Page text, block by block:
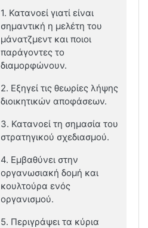
1. Κατανοεί γιατί είναι
σημαντική η μελέτη του
μάνατζμεντ και ποιοι
παράγοντες το
διαμορφώνουν.
2. Εξηγεί τις θεωρίες λήψης
διοικητικών αποφάσεων.
3. Κατανοεί τη σημασία του
στρατηγικού σχεδιασμού.
4. Εμβαθύνει στην
οργανωσιακή δομή και
κουλτούρα ενός
οργανισμού.
5. Περιγράψει τα κύρια